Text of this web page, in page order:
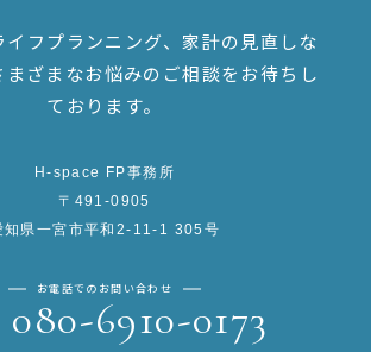
イフプランニング、家計の見直しな
まざまなお悩みのご相談をお待ちし
ております。
H-space FP事務所
〒491-0905
知県一宮市平和2-11-1 305号
お電話でのお問い合わせ
080-6910-0173